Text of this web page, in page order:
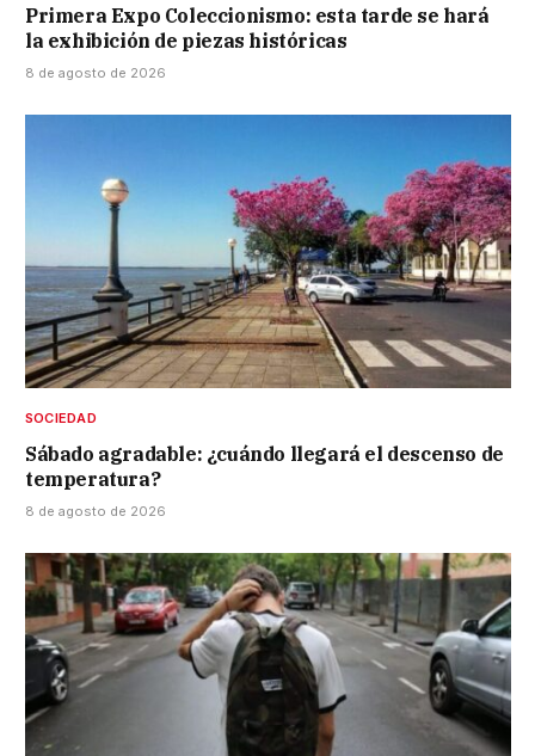
Primera Expo Coleccionismo: esta tarde se hará
la exhibición de piezas históricas
8 de agosto de 2026
SOCIEDAD
Sábado agradable: ¿cuándo llegará el descenso de
temperatura?
8 de agosto de 2026